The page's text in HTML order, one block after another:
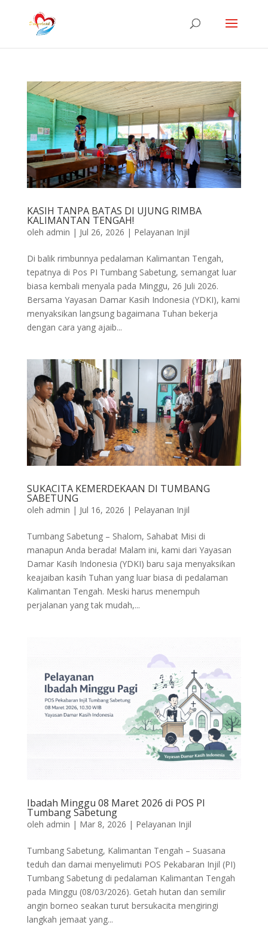
KASIH TANPA BATAS DI UJUNG RIMBA
KALIMANTAN TENGAH!
oleh admin | Jul 26, 2026 | Pelayanan Injil
Di balik rimbunnya pedalaman Kalimantan Tengah,
tepatnya di Pos PI Tumbang Sabetung, semangat luar
biasa kembali menyala pada Minggu, 26 Juli 2026.
Bersama Yayasan Damar Kasih Indonesia (YDKI), kami
menyaksikan langsung bagaimana Tuhan bekerja
dengan cara yang ajaib...
SUKACITA KEMERDEKAAN DI TUMBANG
SABETUNG
oleh admin | Jul 16, 2026 | Pelayanan Injil
Tumbang Sabetung – Shalom, Sahabat Misi di
manapun Anda berada! Malam ini, kami dari Yayasan
Damar Kasih Indonesia (YDKI) baru saja menyaksikan
keajaiban kasih Tuhan yang luar biasa di pedalaman
Kalimantan Tengah. Meski harus menempuh
perjalanan yang tak mudah,...
Ibadah Minggu 08 Maret 2026 di POS PI
Tumbang Sabetung
oleh admin | Mar 8, 2026 | Pelayanan Injil
Tumbang Sabetung, Kalimantan Tengah – Suasana
teduh dan damai menyelimuti POS Pekabaran Injil (PI)
Tumbang Sabetung di pedalaman Kalimantan Tengah
pada Minggu (08/03/2026). Getah hutan dan semilir
angin borneo seakan turut bersukacita mengiringi
langkah jemaat yang...